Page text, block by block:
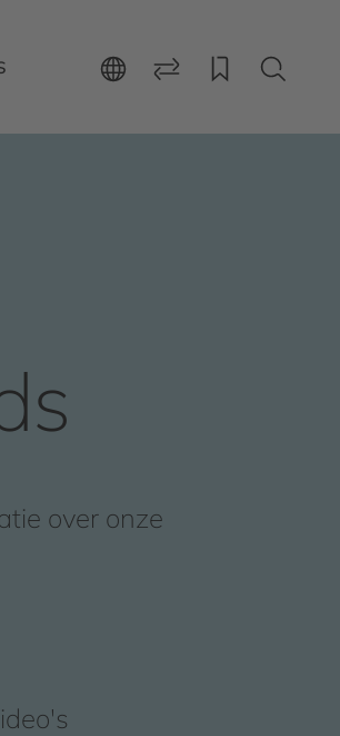
over onze